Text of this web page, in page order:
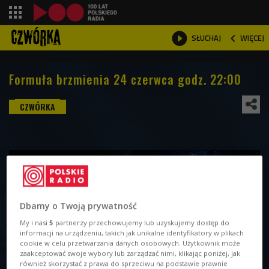
 SŁUCHAJ  WIĘCEJ

Formuła brzmienia 24 czerwca godz. 22:00
Dbamy o Twoją prywatność
My i nasi5 partnerzy przechowujemy lub uzyskujemy dostęp do
informacji na urządzeniu, takich jak unikalne identyfikatory w plikach
cookie w celu przetwarzania danych osobowych. Użytkownik może
zaakceptować swoje wybory lub zarządzać nimi, klikając poniżej, jak
również skorzystać z prawa do sprzeciwu na podstawie prawnie